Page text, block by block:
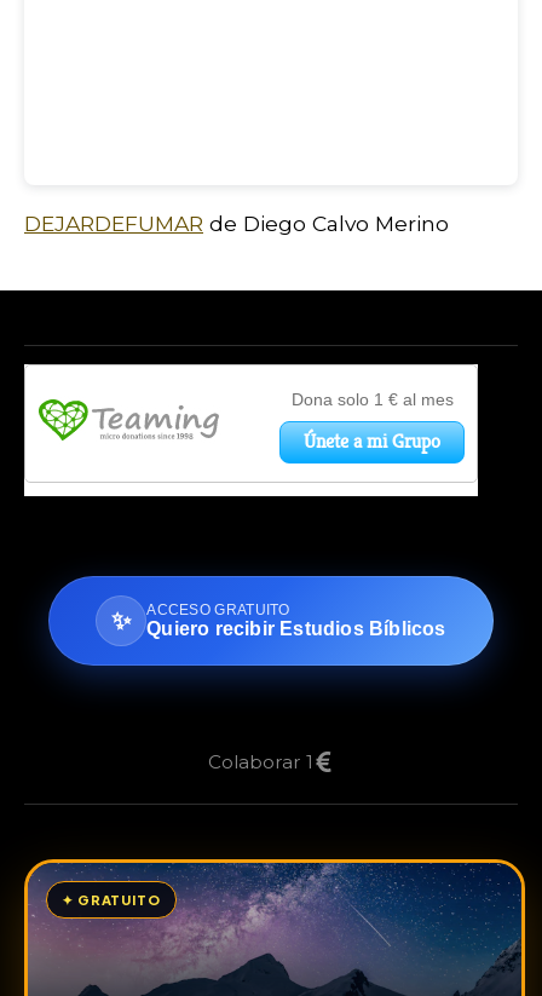
DEJARDEFUMAR de Diego Calvo Merino
✨ ACCESO GRATUITO
Quiero recibir Estudios Bíblicos
Colaborar 1
✦ GRATUITO